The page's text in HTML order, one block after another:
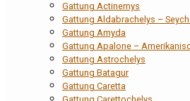
Gattung Actinemys
Gattung Aldabrachelys –
Gattung Amyda
Gattung Apalone –
Gattung Astrochelys
Gattung Batagur
Gattung Caretta